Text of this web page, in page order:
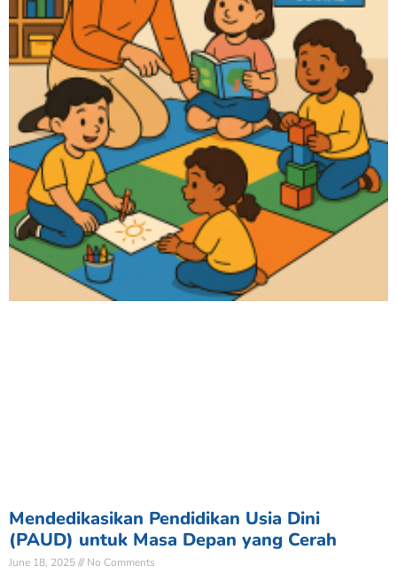
Mendedikasikan Pendidikan Usia Dini
(PAUD) untuk Masa Depan yang Cerah
June 18, 2025 No Comments